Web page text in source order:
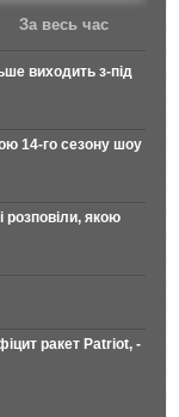
За весь час
виходить з-під
14-го сезону шоу
розповіли, якою
ракет Patriot, -